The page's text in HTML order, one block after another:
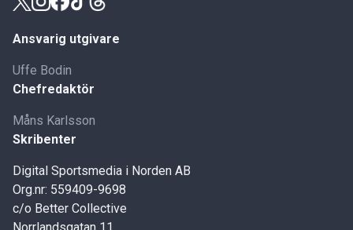
Ansvarig utgivare
Uffe Bodin
Chefredaktör
Måns Karlsson
Skribenter
Digital Sportsmedia i Norden AB
Org.nr: 559409-9698
c/o Better Collective